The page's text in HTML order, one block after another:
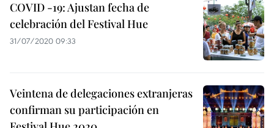
COVID -19: Ajustan fecha de
celebración del Festival Hue
31/07/2020 09:33
Veintena de delegaciones extranjeras
confirman su participación en